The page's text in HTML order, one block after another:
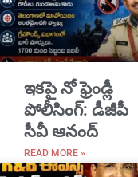
ఇకపై నో ఫ్రెండ్లీ
పోలీసింగ్: డీజీపీ
సీవీ ఆనంద్
READ MORE »